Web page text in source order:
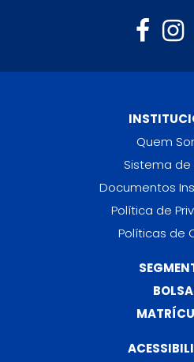
Quem
Sistema de
Documentos
Política de
Políticas de